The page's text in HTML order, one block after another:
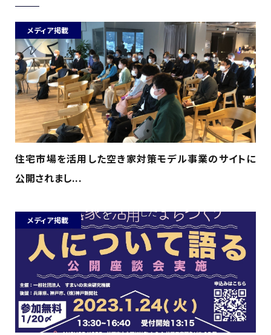
メディア掲載
住宅市場を活用した空き家対策モデル事業のサイトに
公開されまし...
メディア掲載